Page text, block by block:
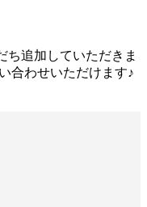
ち追加していただきま
合わせいただけます♪